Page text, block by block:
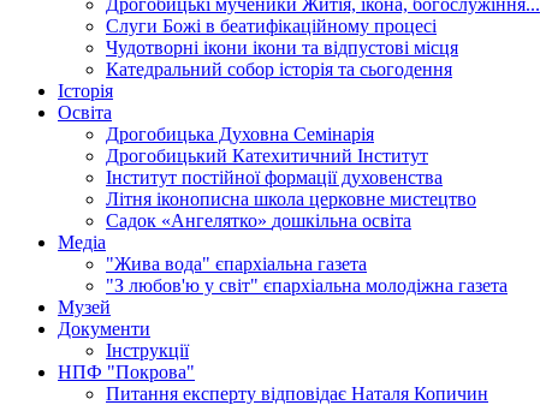
Дрогобицькі мученики Житія, ікона, богослужіння...
Слуги Божі в беатифікаційному процесі
Чудотворні ікони ікони та відпустові місця
Катедральний собор історія та сьогодення
Історія
Освіта
Дрогобицька Духовна Семінарія
Дрогобицький Катехитичний Інститут
Інститут постійної формації духовенства
Літня іконописна школа церковне мистецтво
Садок «Ангелятко» дошкільна освіта
Медіа
"Жива вода" єпархіальна газета
"З любов'ю у світ" єпархіальна молодіжна газета
Музей
Документи
Інструкції
НПФ "Покрова"
Питання експерту відповідає Наталя Копичин